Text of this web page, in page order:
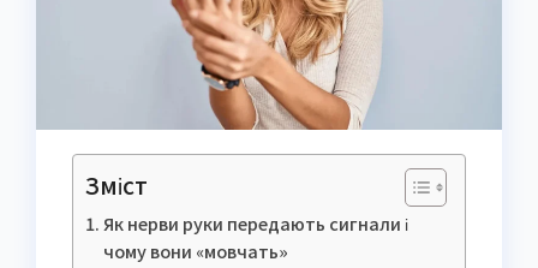
Зміст
Як нерви руки передають сигнали і
чому вони «мовчать»